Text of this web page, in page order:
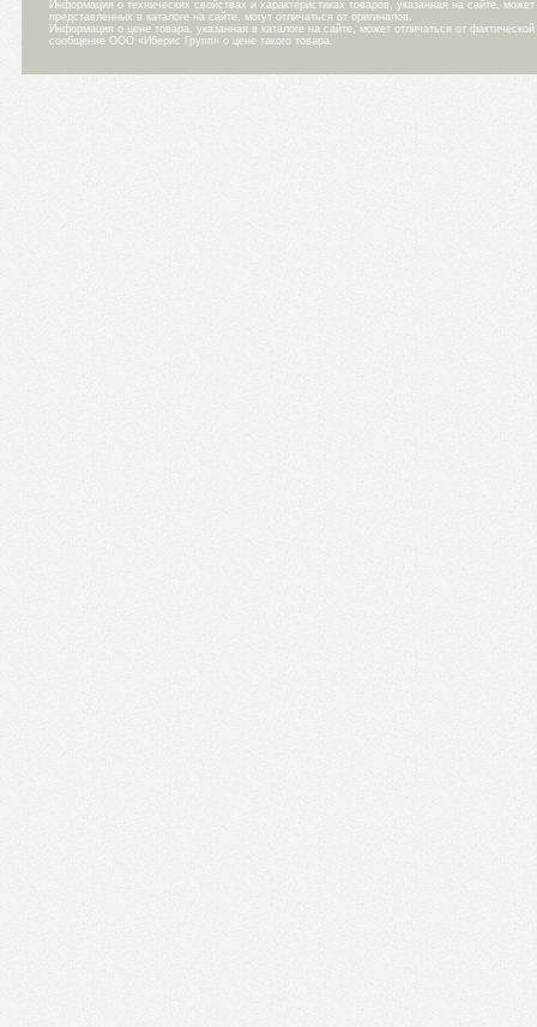
Информация о технических свойствах и характеристиках товаров, указанная на сайте,
представленных в каталоге на сайте, могут отличаться от оригиналов.
Информация о цене товара, указанная в каталоге на сайте, может отличаться от
сообщение ООО «Иберис Групп» о цене такого товара.